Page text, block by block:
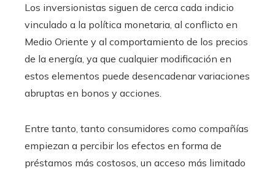
Los inversionistas siguen de cerca cada indicio
vinculado a la política monetaria, al conflicto en
Medio Oriente y al comportamiento de los precios
de la energía, ya que cualquier modificación en
estos elementos puede desencadenar variaciones
abruptas en bonos y acciones.
Entre tanto, tanto consumidores como compañías
empiezan a percibir los efectos en forma de
préstamos más costosos, un acceso más limitado